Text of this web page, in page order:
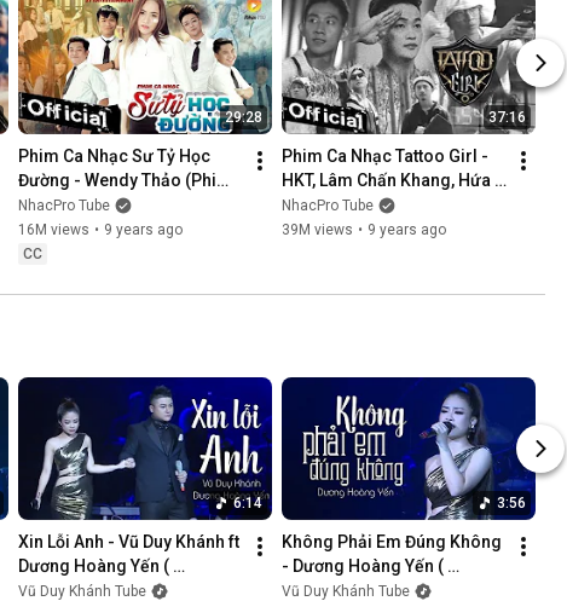
29:28
Phim Ca Nhạc Sư Tỷ Học
Đường - Wendy Thảo (Phim
Ca Nhạc Hay Nhất 2017)
NhacPro Tube
16M views • 9 years ago
CC
37:16
Phim Ca Nhạc Tattoo Girl -
HKT, Lâm Chấn Khang, Hứa
Minh Đạt, Thanh Tân
NhacPro Tube
39M views • 9 years ago
6:14
Xin Lỗi Anh - Vũ Duy Khánh ft
Dương Hoàng Yến (
LiveShow Vũ Duy Khánh
Vũ Duy Khánh Tube
3:56
Không Phải Em Đúng Không
- Dương Hoàng Yến (
LiveShow Vũ Duy Khánh
Vũ Duy Khánh Tube